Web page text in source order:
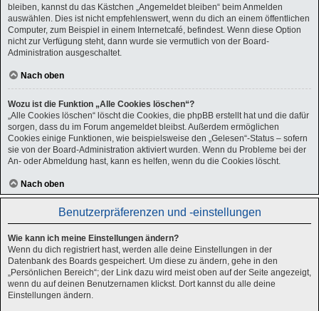
bleiben, kannst du das Kästchen „Angemeldet bleiben“ beim Anmelden
auswählen. Dies ist nicht empfehlenswert, wenn du dich an einem öffentlichen
Computer, zum Beispiel in einem Internetcafé, befindest. Wenn diese Option
nicht zur Verfügung steht, dann wurde sie vermutlich von der Board-
Administration ausgeschaltet.
Nach oben
Wozu ist die Funktion „Alle Cookies löschen“?
„Alle Cookies löschen“ löscht die Cookies, die phpBB erstellt hat und die dafür
sorgen, dass du im Forum angemeldet bleibst. Außerdem ermöglichen
Cookies einige Funktionen, wie beispielsweise den „Gelesen“-Status – sofern
sie von der Board-Administration aktiviert wurden. Wenn du Probleme bei der
An- oder Abmeldung hast, kann es helfen, wenn du die Cookies löscht.
Nach oben
Benutzerpräferenzen und -einstellungen
Wie kann ich meine Einstellungen ändern?
Wenn du dich registriert hast, werden alle deine Einstellungen in der
Datenbank des Boards gespeichert. Um diese zu ändern, gehe in den
„Persönlichen Bereich“; der Link dazu wird meist oben auf der Seite angezeigt,
wenn du auf deinen Benutzernamen klickst. Dort kannst du alle deine
Einstellungen ändern.